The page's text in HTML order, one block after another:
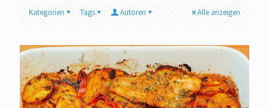
Kategorien Tags Autoren Alle anzeigen